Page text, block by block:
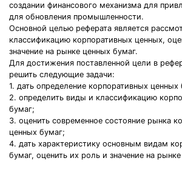
создании финансового механизма для
для обновления промышленности.
Основной целью реферата является
классификацию корпоративных ценных,
значение на рынке ценных бумаг.
Для достижения поставленной цели в
решить следующие задачи:
1. дать определение корпоративных ценных
2. определить виды и классификацию
бумаг;
3. оценить современное состояние рынка
ценных бумаг;
4. дать характеристику основным видам
бумаг, оценить их роль и значение на